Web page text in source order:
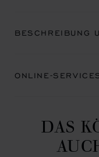
BESCHREIBUNG
ONLINE-
DAS